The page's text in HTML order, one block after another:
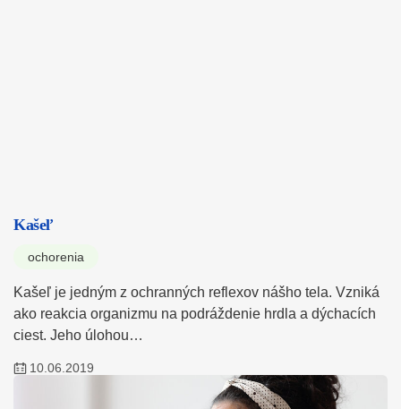
Kašeľ
ochorenia
Kašeľ je jedným z ochranných reflexov nášho tela. Vzniká
ako reakcia organizmu na podráždenie hrdla a dýchacích
ciest. Jeho úlohou…
10.06.2019